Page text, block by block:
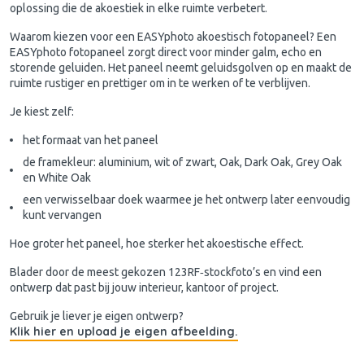
oplossing die de akoestiek in elke ruimte verbetert.
Waarom kiezen voor een EASYphoto akoestisch fotopaneel? Een
EASYphoto fotopaneel zorgt direct voor minder galm, echo en
storende geluiden. Het paneel neemt geluidsgolven op en maakt de
ruimte rustiger en prettiger om in te werken of te verblijven.
Je kiest zelf:
het formaat van het paneel
de framekleur: aluminium, wit of zwart, Oak, Dark Oak, Grey Oak
en White Oak
een verwisselbaar doek waarmee je het ontwerp later eenvoudig
kunt vervangen
Hoe groter het paneel, hoe sterker het akoestische effect.
Blader door de meest gekozen 123RF‑stockfoto’s en vind een
ontwerp dat past bij jouw interieur, kantoor of project.
Gebruik je liever je eigen ontwerp?
Klik hier en upload je eigen afbeelding.